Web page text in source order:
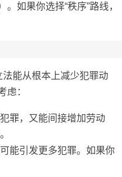
如果你选择“秩序”路线，
能从根本上减少犯罪动
虑：
罪，又能间接增加劳动
能引发更多犯罪。如果你